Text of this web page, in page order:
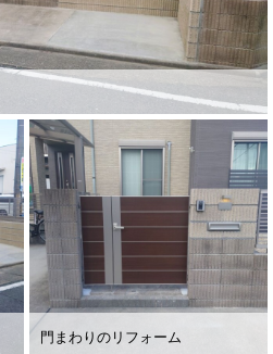
門まわりのリフォーム